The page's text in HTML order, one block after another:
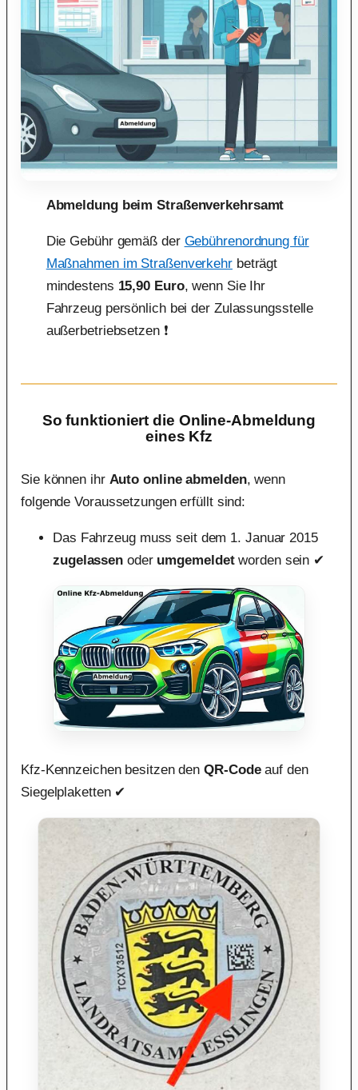
Abmeldung beim Straßenverkehrsamt
Die Gebühr gemäß der Gebührenordnung für
Maßnahmen im Straßenverkehrbeträgt
mindestens 15,90 Euro, wenn Sie Ihr
Fahrzeug persönlich bei der Zulassungsstelle
außerbetriebsetzen ❗
So funktioniert die Online-Abmeldung
eines Kfz
Sie können ihr Auto online abmelden, wenn
folgende Voraussetzungen erfüllt sind:
Das Fahrzeug muss seit dem 1. Januar 2015
zugelassen oder umgemeldetworden sein ✔︎
Kfz-Kennzeichen besitzen denQR-Codeauf den
Siegelplaketten ✔︎